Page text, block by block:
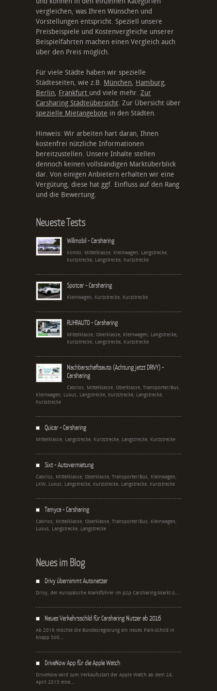
vergleichen, was Ihren Wünschen und
Vorstellungen entspricht. Speziell unsere
Preisbeispiele und Kostenvergleiche unserer
Beispielfahrten machen einen Vergleich auch
über den Preis möglich.
Für viele Städte haben wir spezielle
Städteseiten, wie z.B. München, Hamburg,
Berlin, Frankfurt und viele mehr. Zur
Carsharing Städteübersicht. Zur Übersicht über
spezielle Mietangebote in den Städten.
Hinweis: Wir arbeiten hart daran, Ihnen
kostenfrei nützliche Informationen
bereitzustellen. Unsere Inhalte stellen
dennoch keinen vollständigen Marktüberblick
dar. Von einigen Anbietern erhalten wir eine
Vergütung, diese hat ggf. Einfluss auf den Rang
und die Bewertung.
Neueste Tests
Willmobil - Carsharing
Kombi, Mittelklasse, Kleinwagen, Langstrecke,
Kurzstrecke, Langstrecke, Kurzstrecke
Spotcar - Carsharing
Kleinwagen, Kurzstrecke, Kurzstrecke
RUHRAUTO - Carsharing
Mittelklasse, Oberklasse, Kleinwagen, Langstrecke,
Kurzstrecke, Langstrecke, Kurzstrecke
Nachbarschaftsauto (Achtung jetzt DRIVY) -
Carsharing
Cabrios, Mittelklasse, Oberklasse, Transporter/Bus,
Kleinwagen, Luxus, Langstrecke, Kurzstrecke, Langstrecke,
Kurzstrecke
Quicar - Carsharing
Mittelklasse, Langstrecke, Kurzstrecke, Langstrecke, Kurzstrecke
Sixt - Autovermietung
Cabrios, Mittelklasse, Oberklasse, Transporter/Bus, Kleinwagen,
LKW, Luxus, Langstrecke, Kurzstrecke, Langstrecke, Kurzstrecke
Tamyca - Carsharing
Cabrios, Mittelklasse, Oberklasse, Transporter/Bus, Kleinwagen,
Luxus, Langstrecke, Langstrecke
Neues im Blog
Drivy übernimmt Autonetzer
Drivy, der europäische Marktführer im p2p Carsharing-Markt ü...
Neues Verkehrsschild für Carsharing Nutzer ab 2016
Ab 2016 möchte die Bundesregierung ein neues Park-Schild in
knapp 500...
DriveNow App für die Apple Watch
DriveNow wird zum Verkaufsstart der Apple Watch ab dem 24.
April 2015 eine...